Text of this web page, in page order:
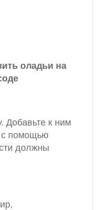
оладьи на
Добавьте к ним
с помощью
должны